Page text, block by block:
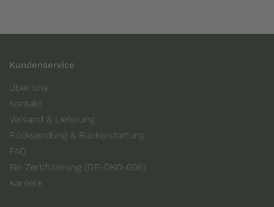
Kundenservice
Über uns
Kontakt
Versand & Lieferung
Rücksendung & Rückerstattung
FAQ
Bio Zertifizierung (DE-ÖKO-006)
Karriere